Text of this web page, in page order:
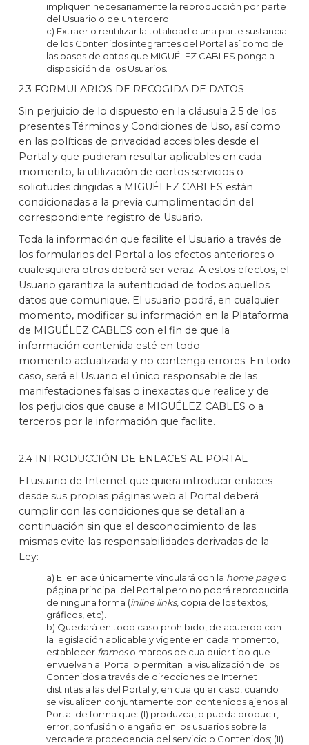
impliquen necesariamente la reproducción por parte
del Usuario o de un tercero.
c) Extraer o reutilizar la totalidad o una parte sustancial
de los Contenidos integrantes del Portal así como de
las bases de datos que MIGUÉLEZ CABLES ponga a
disposición de los Usuarios.
2.3 FORMULARIOS DE RECOGIDA DE DATOS
Sin perjuicio de lo dispuesto en la cláusula 2.5 de los
presentes Términos y Condiciones de Uso, así como
en las políticas de privacidad accesibles desde el
Portal y que pudieran resultar aplicables en cada
momento, la utilización de ciertos servicios o
solicitudes dirigidas a MIGUÉLEZ CABLES están
condicionadas a la previa cumplimentación del
correspondiente registro de Usuario.
Toda la información que facilite el Usuario a través de
los formularios del Portal a los efectos anteriores o
cualesquiera otros deberá ser veraz. A estos efectos, el
Usuario garantiza la autenticidad de todos aquellos
datos que comunique. El usuario podrá, en cualquier
momento, modificar su información en la Plataforma
de MIGUÉLEZ CABLES con el fin de que la
información contenida esté en todo
momento actualizada y no contenga errores. En todo
caso, será el Usuario el único responsable de las
manifestaciones falsas o inexactas que realice y de
los perjuicios que cause a MIGUÉLEZ CABLES o a
terceros por la información que facilite.
2.4 INTRODUCCIÓN DE ENLACES AL PORTAL
El usuario de Internet que quiera introducir enlaces
desde sus propias páginas web al Portal deberá
cumplir con las condiciones que se detallan a
continuación sin que el desconocimiento de las
mismas evite las responsabilidades derivadas de la
Ley:
a) El enlace únicamente vinculará con la home pageo
página principal del Portal pero no podrá reproducirla
de ninguna forma (inline links, copia de los textos,
gráficos, etc).
b) Quedará en todo caso prohibido, de acuerdo con
la legislación aplicable y vigente en cada momento,
establecer frameso marcos de cualquier tipo que
envuelvan al Portal o permitan la visualización de los
Contenidos a través de direcciones de Internet
distintas a las del Portal y, en cualquier caso, cuando
se visualicen conjuntamente con contenidos ajenos al
Portal de forma que: (I) produzca, o pueda producir,
error, confusión o engaño en los usuarios sobre la
verdadera procedencia del servicio o Contenidos; (II)